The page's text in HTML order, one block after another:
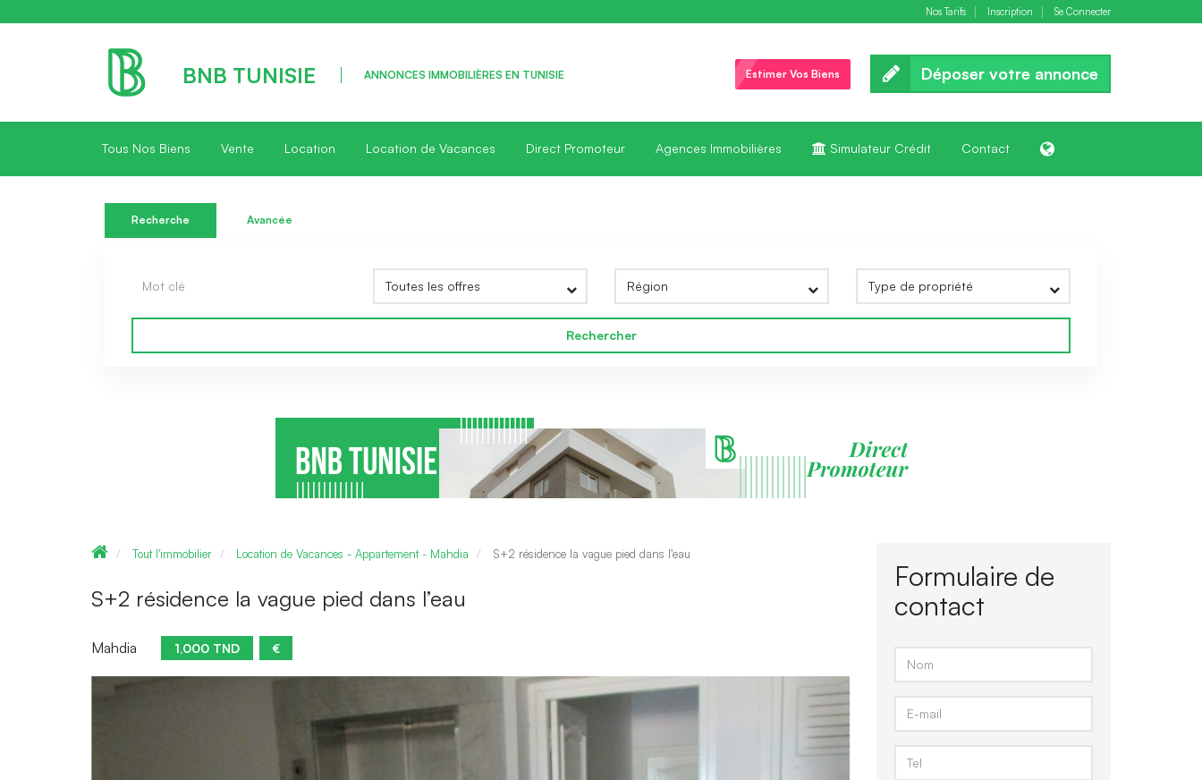
Nos Tarifs Inscription Se Connecter
BNB TUNISIE ANNONCES IMMOBILIÈRES EN TUNISIE Estimer Vos Biens Déposer votre annonce
Tous Nos Biens Vente Location Location de Vacances Direct Promoteur Agences Immobilières Simulateur Crédit Contact
Recherche Avancée
Rechercher
Tout l'immobilier Location de Vacances - Appartement - Mahdia S+2 résidence la vague pied dans l’eau
S+2 résidence la vague pied dans l’eau
Mahdia 1,000 TND €
Formulaire de
contact